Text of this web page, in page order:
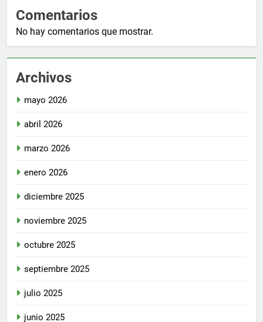
Comentarios
No hay comentarios que mostrar.
Archivos
mayo 2026
abril 2026
marzo 2026
enero 2026
diciembre 2025
noviembre 2025
octubre 2025
septiembre 2025
julio 2025
junio 2025